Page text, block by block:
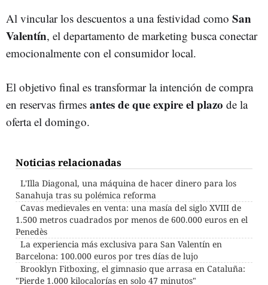
Al vincular los descuentos a una festividad como San
Valentín, el departamento de marketing busca conectar
emocionalmente con el consumidor local.
El objetivo final es transformar la intención de compra
en reservas firmes antes de que expire el plazo de la
oferta el domingo.
Noticias relacionadas
L'Illa Diagonal, una máquina de hacer dinero para los
Sanahuja tras su polémica reforma
Cavas medievales en venta: una masía del siglo XVIII de
1.500 metros cuadrados por menos de 600.000 euros en el
Penedès
La experiencia más exclusiva para San Valentín en
Barcelona: 100.000 euros por tres días de lujo
Brooklyn Fitboxing, el gimnasio que arrasa en Cataluña:
"Pierde 1.000 kilocalorías en solo 47 minutos"